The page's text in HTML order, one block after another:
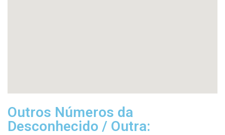
Outros Números da
Desconhecido / Outra: